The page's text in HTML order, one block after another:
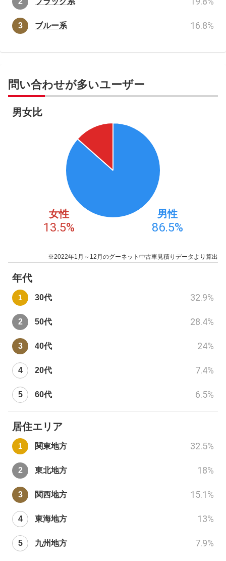
ブルー系 16.8%
問い合わせが多いユーザー
男女比
女性
13.5%
男性
86.5%
※2022年1月～12月のグーネット中古車見積りデータより算出
年代
30代 32.9%
50代 28.4%
40代 24%
20代 7.4%
60代 6.5%
居住エリア
関東地方 32.5%
東北地方 18%
関西地方 15.1%
東海地方 13%
九州地方 7.9%